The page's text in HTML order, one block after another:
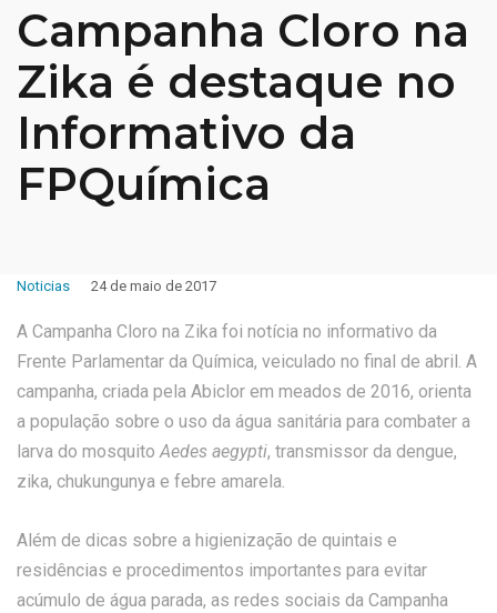
Campanha Cloro na
Zika é destaque no
Informativo da
FPQuímica
Noticias 24 de maio de 2017
A Campanha Cloro na Zika foi notícia no informativo da
Frente Parlamentar da Química, veiculado no final de abril. A
campanha, criada pela Abiclor em meados de 2016, orienta
a população sobre o uso da água sanitária para combater a
larva do mosquitoAedes aegypti, transmissor da dengue,
zika, chukungunya e febre amarela.
Além de dicas sobre a higienização de quintais e
residências e procedimentos importantes para evitar
acúmulo de água parada, as redes sociais da Campanha